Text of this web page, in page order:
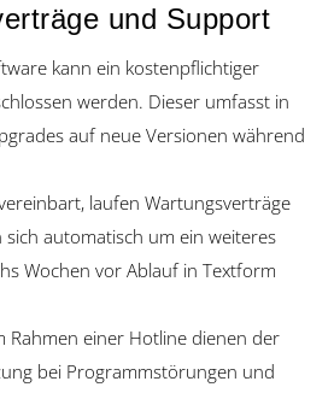
und Support
kann ein kostenpflichtiger
werden. Dieser umfasst in
auf neue Versionen während
laufen Wartungsverträge
automatisch um ein weiteres
Wochen vor Ablauf in Textform
Rahmen einer Hotline dienen der
bei Programmstörungen und